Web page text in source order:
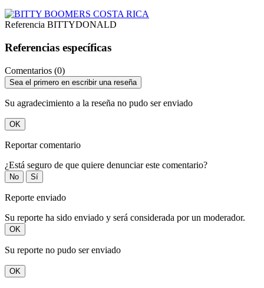
Referencia BITTYDONALD
Referencias específicas
Comentarios (0)
Sea el primero en escribir una reseña
Su agradecimiento a la reseña no pudo ser enviado
OK
Reportar comentario
¿Está seguro de que quiere denunciar este comentario?
No Sí
Reporte enviado
Su reporte ha sido enviado y será considerada por un moderador.
OK
Su reporte no pudo ser enviado
OK